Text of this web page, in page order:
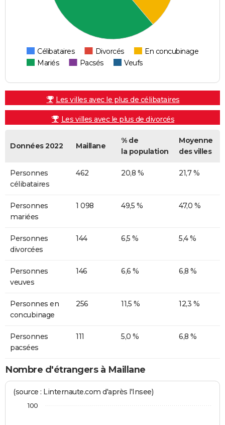
Célibataires Divorcés
En concubinage
Mariés
Pacsés Veufs
Les villes avec le plus de célibataires
Les villes avec le plus de divorcés
Données 2022 Maillane
% de
la population
Moyenne
des villes
Personnes
célibataires
462 20,8 % 21,7 %
Personnes
mariées
1 098 49,5 % 47,0 %
Personnes
divorcées
144 6,5 % 5,4 %
Personnes
veuves
146 6,6 % 6,8 %
Personnes en
concubinage
256 11,5 % 12,3 %
Personnes
pacsées
111 5,0 % 6,8 %
Nombre d'étrangers à Maillane
(source : Linternaute.com d'après l'Insee)
100